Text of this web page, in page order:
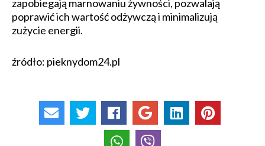
zapobiegają marnowaniu żywności, pozwalają
poprawić ich wartość odżywczą i minimalizują
zużycie energii.
źródło: pieknydom24.pl